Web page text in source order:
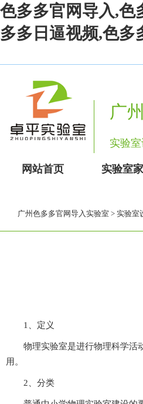
色多多官网导入,色
多多日逼视频,色多
广
实验室
网站首页 实验室
广州色多多官网导入实验室 > 实验室
1、定义
物理实验室是进行物理科学活动与探
用。
2、分类